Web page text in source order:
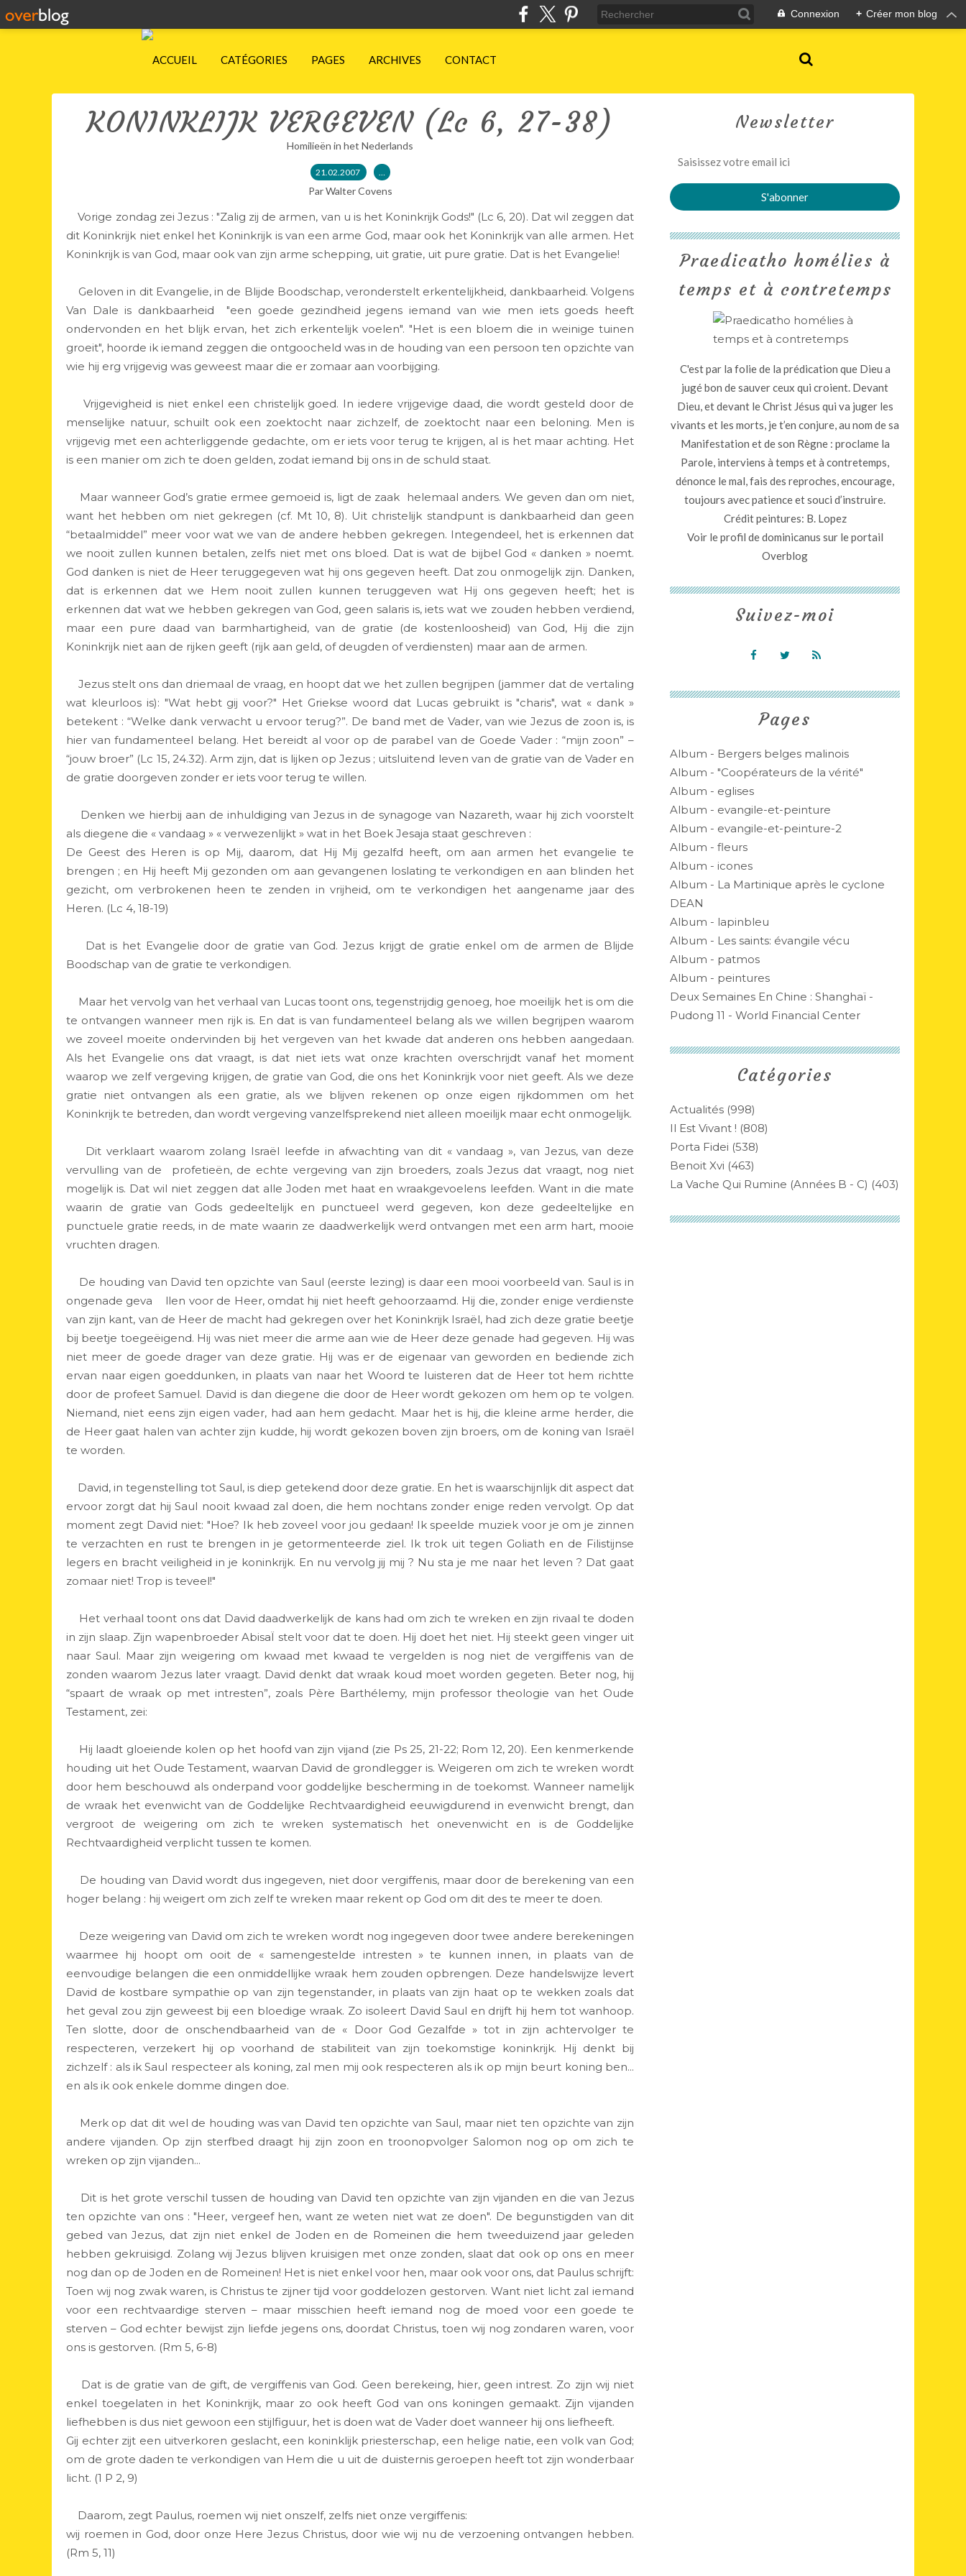
Connexion + Créer mon blog
ACCUEIL CATÉGORIES PAGES ARCHIVES CONTACT
KONINKLIJK VERGEVEN (Lc 6, 27-38)
Homilieën in het Nederlands
21.02.2007 …
Par Walter Covens
Vorige zondag zei Jezus : "Zalig zij de armen, van u is het Koninkrijk Gods!" (Lc 6, 20). Dat wil zeggen dat
dit Koninkrijk niet enkel het Koninkrijk is van een arme God, maar ook het Koninkrijk van alle armen. Het
Koninkrijk is van God, maar ook van zijn arme schepping, uit gratie, uit pure gratie. Dat is het Evangelie!
Geloven in dit Evangelie, in de Blijde Boodschap, veronderstelt erkentelijkheid, dankbaarheid. Volgens
Van Dale is dankbaarheid "een goede gezindheid jegens iemand van wie men iets goeds heeft
ondervonden en het blijk ervan, het zich erkentelijk voelen". "Het is een bloem die in weinige tuinen
groeit", hoorde ik iemand zeggen die ontgoocheld was in de houding van een persoon ten opzichte van
wie hij erg vrijgevig was geweest maar die er zomaar aan voorbijging.
Vrijgevigheid is niet enkel een christelijk goed. In iedere vrijgevige daad, die wordt gesteld door de
menselijke natuur, schuilt ook een zoektocht naar zichzelf, de zoektocht naar een beloning. Men is
vrijgevig met een achterliggende gedachte, om er iets voor terug te krijgen, al is het maar achting. Het
is een manier om zich te doen gelden, zodat iemand bij ons in de schuld staat.
Maar wanneer God’s gratie ermee gemoeid is, ligt de zaak helemaal anders. We geven dan om niet,
want het hebben om niet gekregen (cf. Mt 10, 8). Uit christelijk standpunt is dankbaarheid dan geen
“betaalmiddel” meer voor wat we van de andere hebben gekregen. Integendeel, het is erkennen dat
we nooit zullen kunnen betalen, zelfs niet met ons bloed. Dat is wat de bijbel God « danken » noemt.
God danken is niet de Heer teruggegeven wat hij ons gegeven heeft. Dat zou onmogelijk zijn. Danken,
dat is erkennen dat we Hem nooit zullen kunnen teruggeven wat Hij ons gegeven heeft; het is
erkennen dat wat we hebben gekregen van God, geen salaris is, iets wat we zouden hebben verdiend,
maar een pure daad van barmhartigheid, van de gratie (de kostenloosheid) van God, Hij die zijn
Koninkrijk niet aan de rijken geeft (rijk aan geld, of deugden of verdiensten) maar aan de armen.
Jezus stelt ons dan driemaal de vraag, en hoopt dat we het zullen begrijpen (jammer dat de vertaling
wat kleurloos is): "Wat hebt gij voor?" Het Griekse woord dat Lucas gebruikt is "charis", wat « dank »
betekent : “Welke dank verwacht u ervoor terug?”. De band met de Vader, van wie Jezus de zoon is, is
hier van fundamenteel belang. Het bereidt al voor op de parabel van de Goede Vader : “mijn zoon” –
“jouw broer” (Lc 15, 24.32). Arm zijn, dat is lijken op Jezus ; uitsluitend leven van de gratie van de Vader en
de gratie doorgeven zonder er iets voor terug te willen.
Denken we hierbij aan de inhuldiging van Jezus in de synagoge van Nazareth, waar hij zich voorstelt
als diegene die « vandaag » « verwezenlijkt » wat in het Boek Jesaja staat geschreven :
De Geest des Heren is op Mij, daarom, dat Hij Mij gezalfd heeft, om aan armen het evangelie te
brengen ; en Hij heeft Mij gezonden om aan gevangenen loslating te verkondigen en aan blinden het
gezicht, om verbrokenen heen te zenden in vrijheid, om te verkondigen het aangename jaar des
Heren. (Lc 4, 18-19)
Dat is het Evangelie door de gratie van God. Jezus krijgt de gratie enkel om de armen de Blijde
Boodschap van de gratie te verkondigen.
Maar het vervolg van het verhaal van Lucas toont ons, tegenstrijdig genoeg, hoe moeilijk het is om die
te ontvangen wanneer men rijk is. En dat is van fundamenteel belang als we willen begrijpen waarom
we zoveel moeite ondervinden bij het vergeven van het kwade dat anderen ons hebben aangedaan.
Als het Evangelie ons dat vraagt, is dat niet iets wat onze krachten overschrijdt vanaf het moment
waarop we zelf vergeving krijgen, de gratie van God, die ons het Koninkrijk voor niet geeft. Als we deze
gratie niet ontvangen als een gratie, als we blijven rekenen op onze eigen rijkdommen om het
Koninkrijk te betreden, dan wordt vergeving vanzelfsprekend niet alleen moeilijk maar echt onmogelijk.
Dit verklaart waarom zolang Israël leefde in afwachting van dit « vandaag », van Jezus, van deze
vervulling van de profetieën, de echte vergeving van zijn broeders, zoals Jezus dat vraagt, nog niet
mogelijk is. Dat wil niet zeggen dat alle Joden met haat en wraakgevoelens leefden. Want in die mate
waarin de gratie van Gods gedeeltelijk en punctueel werd gegeven, kon deze gedeeltelijke en
punctuele gratie reeds, in de mate waarin ze daadwerkelijk werd ontvangen met een arm hart, mooie
vruchten dragen.
De houding van David ten opzichte van Saul (eerste lezing) is daar een mooi voorbeeld van. Saul is in
ongenade geva llen voor de Heer, omdat hij niet heeft gehoorzaamd. Hij die, zonder enige verdienste
van zijn kant, van de Heer de macht had gekregen over het Koninkrijk Israël, had zich deze gratie beetje
bij beetje toegeëigend. Hij was niet meer die arme aan wie de Heer deze genade had gegeven. Hij was
niet meer de goede drager van deze gratie. Hij was er de eigenaar van geworden en bediende zich
ervan naar eigen goeddunken, in plaats van naar het Woord te luisteren dat de Heer tot hem richtte
door de profeet Samuel. David is dan diegene die door de Heer wordt gekozen om hem op te volgen.
Niemand, niet eens zijn eigen vader, had aan hem gedacht. Maar het is hij, die kleine arme herder, die
de Heer gaat halen van achter zijn kudde, hij wordt gekozen boven zijn broers, om de koning van Israël
te worden.
David, in tegenstelling tot Saul, is diep getekend door deze gratie. En het is waarschijnlijk dit aspect dat
ervoor zorgt dat hij Saul nooit kwaad zal doen, die hem nochtans zonder enige reden vervolgt. Op dat
moment zegt David niet: "Hoe? Ik heb zoveel voor jou gedaan! Ik speelde muziek voor je om je zinnen
te verzachten en rust te brengen in je getormenteerde ziel. Ik trok uit tegen Goliath en de Filistijnse
legers en bracht veiligheid in je koninkrijk. En nu vervolg jij mij ? Nu sta je me naar het leven ? Dat gaat
zomaar niet! Trop is teveel!"
Het verhaal toont ons dat David daadwerkelijk de kans had om zich te wreken en zijn rivaal te doden
in zijn slaap. Zijn wapenbroeder AbisaÏ stelt voor dat te doen. Hij doet het niet. Hij steekt geen vinger uit
naar Saul. Maar zijn weigering om kwaad met kwaad te vergelden is nog niet de vergiffenis van de
zonden waarom Jezus later vraagt. David denkt dat wraak koud moet worden gegeten. Beter nog, hij
“spaart de wraak op met intresten”, zoals Père Barthélemy, mijn professor theologie van het Oude
Testament, zei:
Hij laadt gloeiende kolen op het hoofd van zijn vijand (zie Ps 25, 21-22; Rom 12, 20). Een kenmerkende
houding uit het Oude Testament, waarvan David de grondlegger is. Weigeren om zich te wreken wordt
door hem beschouwd als onderpand voor goddelijke bescherming in de toekomst. Wanneer namelijk
de wraak het evenwicht van de Goddelijke Rechtvaardigheid eeuwigdurend in evenwicht brengt, dan
vergroot de weigering om zich te wreken systematisch het onevenwicht en is de Goddelijke
Rechtvaardigheid verplicht tussen te komen.
De houding van David wordt dus ingegeven, niet door vergiffenis, maar door de berekening van een
hoger belang : hij weigert om zich zelf te wreken maar rekent op God om dit des te meer te doen.
Deze weigering van David om zich te wreken wordt nog ingegeven door twee andere berekeningen
waarmee hij hoopt om ooit de « samengestelde intresten » te kunnen innen, in plaats van de
eenvoudige belangen die een onmiddellijke wraak hem zouden opbrengen. Deze handelswijze levert
David de kostbare sympathie op van zijn tegenstander, in plaats van zijn haat op te wekken zoals dat
het geval zou zijn geweest bij een bloedige wraak. Zo isoleert David Saul en drijft hij hem tot wanhoop.
Ten slotte, door de onschendbaarheid van de « Door God Gezalfde » tot in zijn achtervolger te
respecteren, verzekert hij op voorhand de stabiliteit van zijn toekomstige koninkrijk. Hij denkt bij
zichzelf : als ik Saul respecteer als koning, zal men mij ook respecteren als ik op mijn beurt koning ben...
en als ik ook enkele domme dingen doe.
Merk op dat dit wel de houding was van David ten opzichte van Saul, maar niet ten opzichte van zijn
andere vijanden. Op zijn sterfbed draagt hij zijn zoon en troonopvolger Salomon nog op om zich te
wreken op zijn vijanden...
Dit is het grote verschil tussen de houding van David ten opzichte van zijn vijanden en die van Jezus
ten opzichte van ons : "Heer, vergeef hen, want ze weten niet wat ze doen". De begunstigden van dit
gebed van Jezus, dat zijn niet enkel de Joden en de Romeinen die hem tweeduizend jaar geleden
hebben gekruisigd. Zolang wij Jezus blijven kruisigen met onze zonden, slaat dat ook op ons en meer
nog dan op de Joden en de Romeinen! Het is niet enkel voor hen, maar ook voor ons, dat Paulus schrijft:
Toen wij nog zwak waren, is Christus te zijner tijd voor goddelozen gestorven. Want niet licht zal iemand
voor een rechtvaardige sterven – maar misschien heeft iemand nog de moed voor een goede te
sterven – God echter bewijst zijn liefde jegens ons, doordat Christus, toen wij nog zondaren waren, voor
ons is gestorven. (Rm 5, 6-8)
Dat is de gratie van de gift, de vergiffenis van God. Geen berekeing, hier, geen intrest. Zo zijn wij niet
enkel toegelaten in het Koninkrijk, maar zo ook heeft God van ons koningen gemaakt. Zijn vijanden
liefhebben is dus niet gewoon een stijlfiguur, het is doen wat de Vader doet wanneer hij ons liefheeft.
Gij echter zijt een uitverkoren geslacht, een koninklijk priesterschap, een helige natie, een volk van God;
om de grote daden te verkondigen van Hem die u uit de duisternis geroepen heeft tot zijn wonderbaar
licht. (1 P 2, 9)
Daarom, zegt Paulus, roemen wij niet onszelf, zelfs niet onze vergiffenis:
wij roemen in God, door onze Here Jezus Christus, door wie wij nu de verzoening ontvangen hebben.
(Rm 5, 11)
Newsletter
Catégories
Actualités (998)
Il Est Vivant ! (808)
Porta Fidei (538)
Benoit Xvi (463)
La Vache Qui Rumine (années B - C) (403)
Pages
Album - Bergers belges malinois
Album - "Coopérateurs de la vérité"
Album - eglises
Album - evangile-et-peinture
Album - evangile-et-peinture-2
Album - fleurs
Album - icones
Album - La Martinique après le cyclone
DEAN
Album - lapinbleu
Album - Les saints: évangile vécu
Album - patmos
Album - peintures
Deux Semaines En Chine : Shanghaï -
Pudong 11 - World Financial Center
Praedicatho homélies à
temps et à contretemps
C'est par la folie de la prédication que Dieu a
jugé bon de sauver ceux qui croient. Devant
Dieu, et devant le Christ Jésus qui va juger les
vivants et les morts, je t’en conjure, au nom de sa
Manifestation et de son Règne : proclame la
Parole, interviens à temps et à contretemps,
dénonce le mal, fais des reproches, encourage,
toujours avec patience et souci d’instruire.
Crédit peintures: B. Lopez
Voir le profil dedominicanus sur le portail
Overblog
Suivez-moi